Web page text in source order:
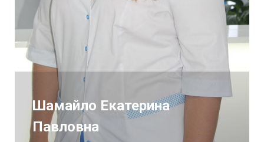
Шамайло Екатерина
Павловна